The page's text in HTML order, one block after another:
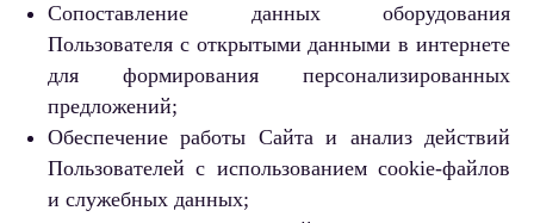
Сопоставление данных оборудования
Пользователя с открытыми данными в интернете
для формирования персонализированных
предложений;
Обеспечение работы Сайта и анализ действий
Пользователей с использованием cookie-файлов
и служебных данных;